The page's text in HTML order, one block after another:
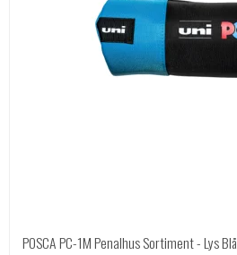
POSCA PC-1M Penalhus Sortiment - Lys Blå